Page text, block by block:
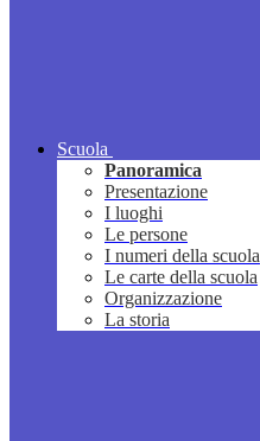
Scuola
Panoramica
Presentazione
I luoghi
Le persone
I numeri della scuola
Le carte della scuola
Organizzazione
La storia